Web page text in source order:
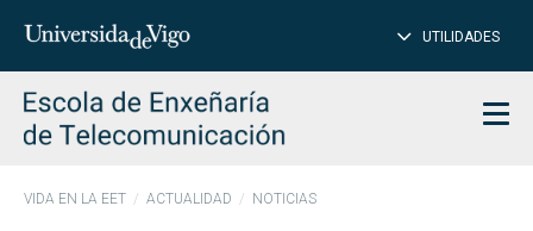
Insertar
para
buscar
UTILIDADES
VIDA EN LA EET ACTUALIDAD NOTICIAS